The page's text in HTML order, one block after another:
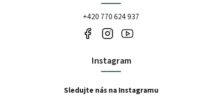
+420 770 624 937
Instagram
Sledujte nás na Instagramu